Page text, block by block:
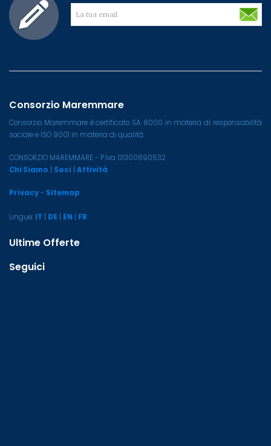
Consorzio Maremmare
Consorzio Maremmare è certificato SA 8000 in materia di responsabilità
sociale e ISO 9001 in materia di qualità.
CONSORZIO MAREMMARE - P.Iva 01300690532
Chi Siamo
Soci Attività
Privacy- Sitemap
Lingue: IT DE EN FR
Ultime Offerte
Seguici